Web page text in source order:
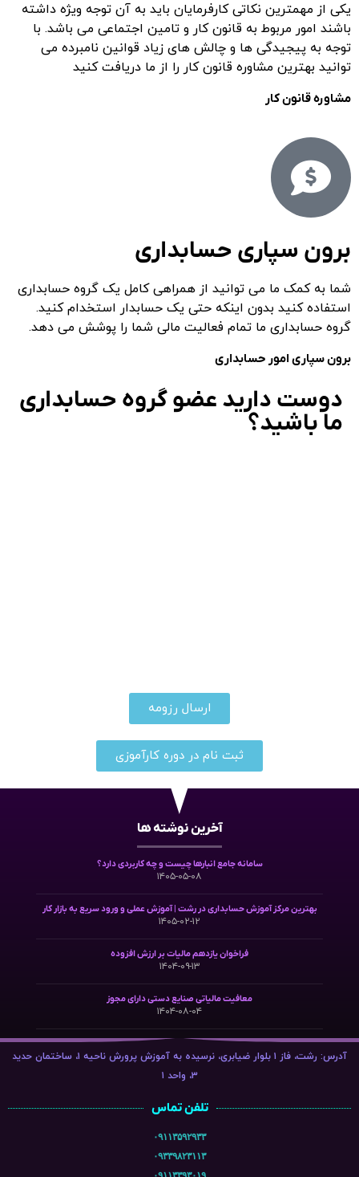
یکی از مهمترین نکاتی کارفرمایان باید به آن توجه ویژه داشته
باشند امور مربوط به قانون کار و تامین اجتماعی می باشد. با
توجه به پیجیدگی ها و چالش های زیاد قوانین نامبرده می
توانید بهترین مشاوره قانون کار را از ما دریافت کنید
مشاوره قانون کار
برون سپاری حسابداری
شما به کمک ما می توانید از همراهی کامل یک گروه حسابداری
استفاده کنید بدون اینکه حتی یک حسابدار استخدام کنید.
گروه حسابداری ما تمام فعالیت مالی شما را پوشش می دهد.
برون سپاری امور حسابداری
دوست دارید عضو گروه حسابداری
ما باشید؟
ارسال رزومه
ثبت نام در دوره کارآموزی
آخرین نوشته ها
سامانه جامع انبارها چیست و چه کاربردی دارد؟
۱۴۰۵-۰۵-۰۸
بهترین مرکز آموزش حسابداری در رشت | آموزش عملی و ورود سریع به بازار کار
۱۴۰۵-۰۲-۱۲
فراخوان یازدهم مالیات بر ارزش افزوده
۱۴۰۴-۰۹-۱۳
معافیت مالیاتی صنایع دستی دارای مجوز
۱۴۰۴-۰۸-۰۴
آدرس: رشت، فاز ۱ بلوار ضیابری، نرسیده به آموزش پرورش ناحیه ۱، ساختمان حدید
۳، واحد ۱
تلفن تماس
۰۹۱۱۳۵۹۲۹۳۳
۰۹۳۳۹۸۲۳۱۱۳